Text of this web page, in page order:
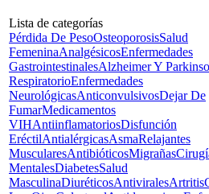
Lista de categorías
Pérdida De PesoOsteoporosisSalud
FemeninaAnalgésicosEnfermedades
GastrointestinalesAlzheimer Y
RespiratorioEnfermedades
NeurológicasAnticonvulsivosDejar De
FumarMedicamentos
VIHAntiinflamatoriosDisfunción
EréctilAntialérgicasAsmaRelajantes
MuscularesAntibióticosMigrañas
MentalesDiabetesSalud
MasculinaDiuréticosAntiviralesArtritis